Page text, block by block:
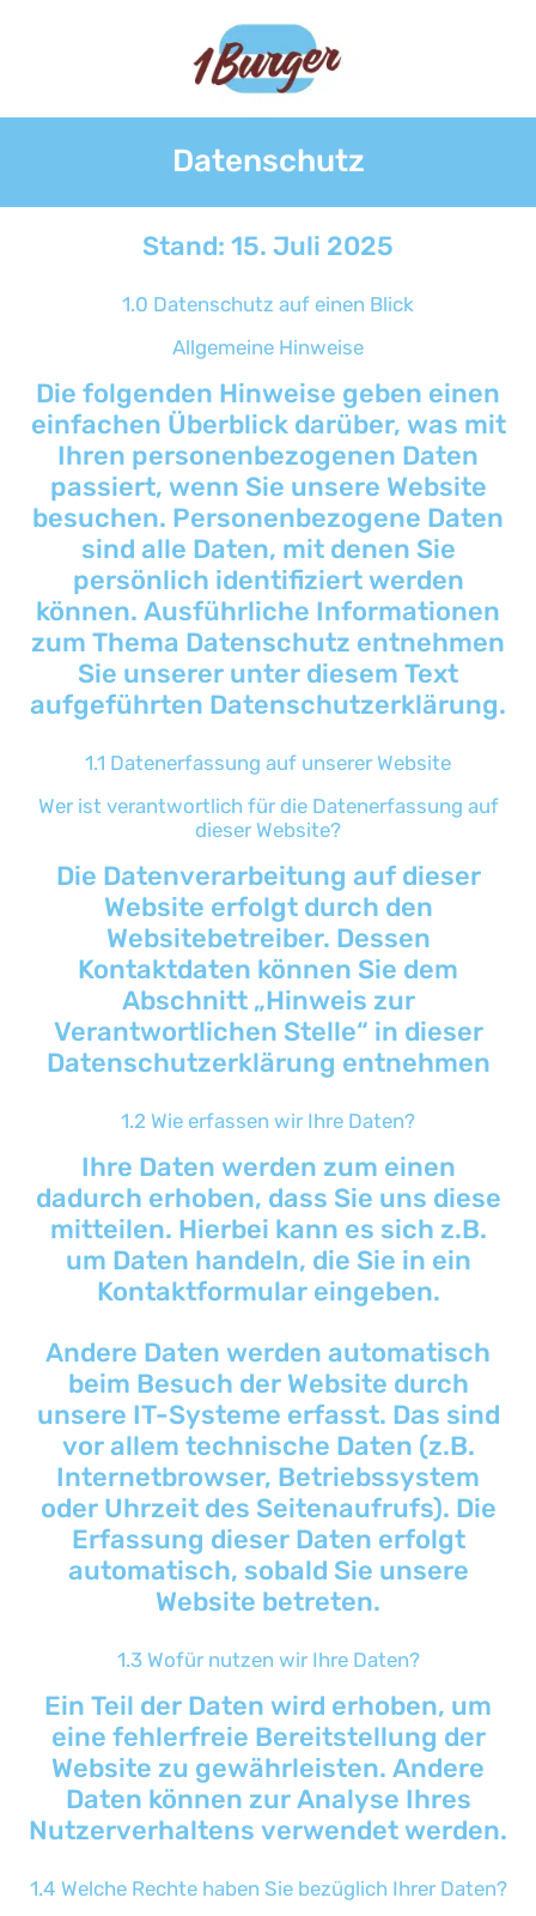
Datenschutz
Stand: 15. Juli 2025
1.0 Datenschutz auf einen Blick
Allgemeine Hinweise
Die folgenden Hinweise geben einen
einfachen Überblick darüber, was mit
Ihren personenbezogenen Daten
passiert, wenn Sie unsere Website
besuchen. Personenbezogene Daten
sind alle Daten, mit denen Sie
persönlich identifiziert werden
können. Ausführliche Informationen
zum Thema Datenschutz entnehmen
Sie unserer unter diesem Text
aufgeführten Datenschutzerklärung.
1.1 Datenerfassung auf unserer Website
Wer ist verantwortlich für die Datenerfassung auf
dieser Website?
Die Datenverarbeitung auf dieser
Website erfolgt durch den
Websitebetreiber. Dessen
Kontaktdaten können Sie dem
Abschnitt „Hinweis zur
Verantwortlichen Stelle“ in dieser
Datenschutzerklärung entnehmen
1.2 Wie erfassen wir Ihre Daten?
Ihre Daten werden zum einen
dadurch erhoben, dass Sie uns diese
mitteilen. Hierbei kann es sich z.B.
um Daten handeln, die Sie in ein
Kontaktformular eingeben.
Andere Daten werden automatisch
beim Besuch der Website durch
unsere IT-Systeme erfasst. Das sind
vor allem technische Daten (z.B.
Internetbrowser, Betriebssystem
oder Uhrzeit des Seitenaufrufs). Die
Erfassung dieser Daten erfolgt
automatisch, sobald Sie unsere
Website betreten.
1.3 Wofür nutzen wir Ihre Daten?
Ein Teil der Daten wird erhoben, um
eine fehlerfreie Bereitstellung der
Website zu gewährleisten. Andere
Daten können zur Analyse Ihres
Nutzerverhaltens verwendet werden.
1.4 Welche Rechte haben Sie bezüglich Ihrer Daten?